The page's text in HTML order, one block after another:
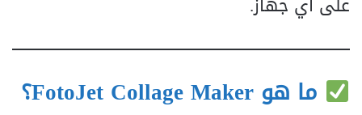
ما هو FotoJet Collage Maker؟